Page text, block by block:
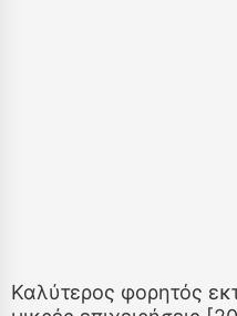
Καλύτερος φορητός